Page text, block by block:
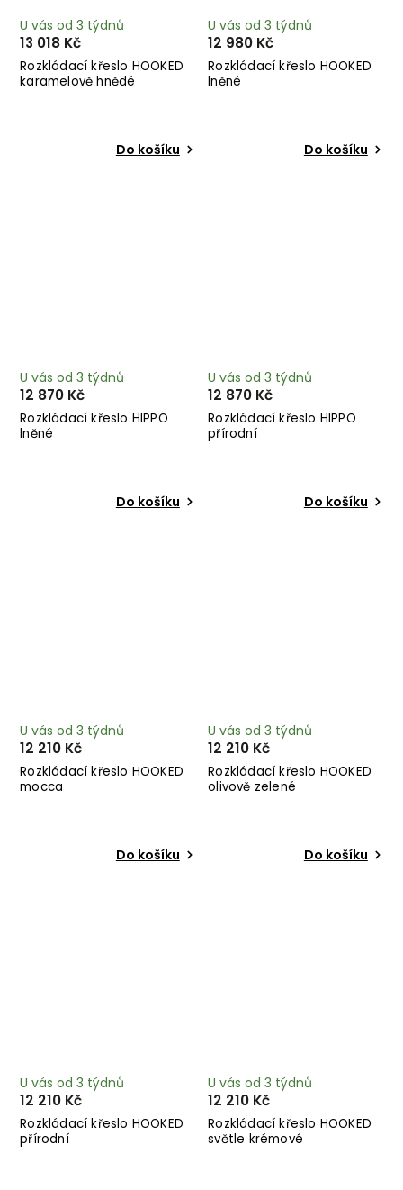
Rozkládací křeslo HOOKED
karamelově hnědé
U vás od 3 týdnů
13 018 Kč
Do košíku
Rozkládací křeslo HOOKED
lněné
U vás od 3 týdnů
12 980 Kč
Do košíku
Rozkládací křeslo HIPPO
lněné
U vás od 3 týdnů
12 870 Kč
Do košíku
Rozkládací křeslo HIPPO
přírodní
U vás od 3 týdnů
12 870 Kč
Do košíku
Rozkládací křeslo HOOKED
mocca
U vás od 3 týdnů
12 210 Kč
Do košíku
Rozkládací křeslo HOOKED
olivově zelené
U vás od 3 týdnů
12 210 Kč
Do košíku
Rozkládací křeslo HOOKED
přírodní
U vás od 3 týdnů
12 210 Kč
Rozkládací křeslo HOOKED
světle krémové
U vás od 3 týdnů
12 210 Kč